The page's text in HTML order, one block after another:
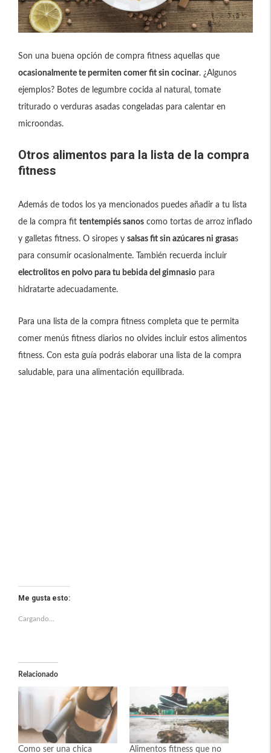
Son una buena opción de compra fitness aquellas que
ocasionalmente te permiten comer fit sin cocinar. ¿Algunos
ejemplos? Botes de legumbre cocida al natural, tomate
triturado o verduras asadas congeladas para calentar en
microondas.
Otros alimentos para la lista de la compra
fitness
Además de todos los ya mencionados puedes añadir a tu lista
de la compra fit tentempiés sanos como tortas de arroz inflado
y galletas fitness. O siropes y salsas fit sin azúcares ni grasas
para consumir ocasionalmente. También recuerda incluir
electrolitos en polvo para tu bebida del gimnasio para
hidratarte adecuadamente.
Para una lista de la compra fitness completa que te permita
comer menús fitness diarios no olvides incluir estos alimentos
fitness. Con esta guía podrás elaborar una lista de la compra
saludable, para una alimentación equilibrada.
Me gusta esto:
Cargando...
Relacionado
Como ser una chica Alimentos fitness que no